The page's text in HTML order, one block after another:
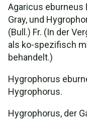
Agaricus eburneus
Gray, und
(Bull.) Fr. (In der
als ko-spezifisch
behandelt.)
Hygrophorus
Hygrophorus.
Hygrophorus, der